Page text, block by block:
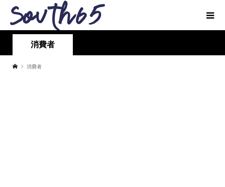
消費者
消費者